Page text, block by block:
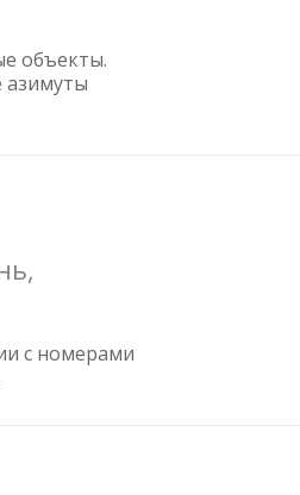
объекты.
азимуты
с номерами